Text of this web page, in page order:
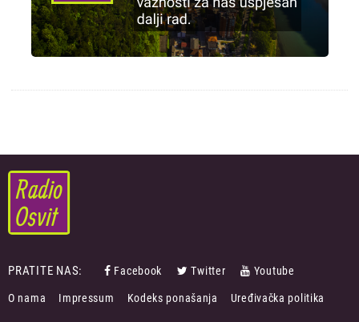
PRATITE NAS: Facebook Twitter Youtube
FOOTER
MENU
O nama Impressum Kodeks ponašanja Uređivačka politika